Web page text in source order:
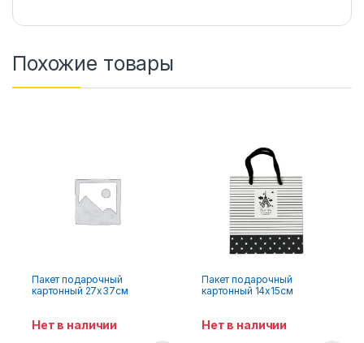
Похожие товары
Пакет подарочный
картонный 27х37см
Нет в наличии
Пакет подарочный
картонный 14х15см
Нет в наличии